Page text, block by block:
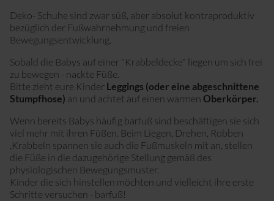
Deko- Schuhe sind zwar süß, aber absolut kontraproduktiv
bezüglich der Fußwahrnehmung und freien
Bewegungsentwicklung.
Sobald die Babys auf einer "Krabbeldecke" liegen um sich frei
zu bewegen - nackte Füße.
Bitte zieht eure Kinder Leggings (oder eine abgeschnittene
Stumpfhose) an und achtet auf einen warmen Oberkörper.
Wenn bereits Babys häufig barfuß sind beschäftigen sie sich
viel mehr mit ihren Füßen. Beim Liegen, Drehen, Robben
,Krabbeln spannen sie auch die Fußmuskeln mit an, stellen
die Füße in die dazugehörige Stellung gemäß des
physiologischen Bewegungsmuster.
Kinder die sich hinstellen möchten und vielleicht ihre erste
Schritte versuchen - barfuß!